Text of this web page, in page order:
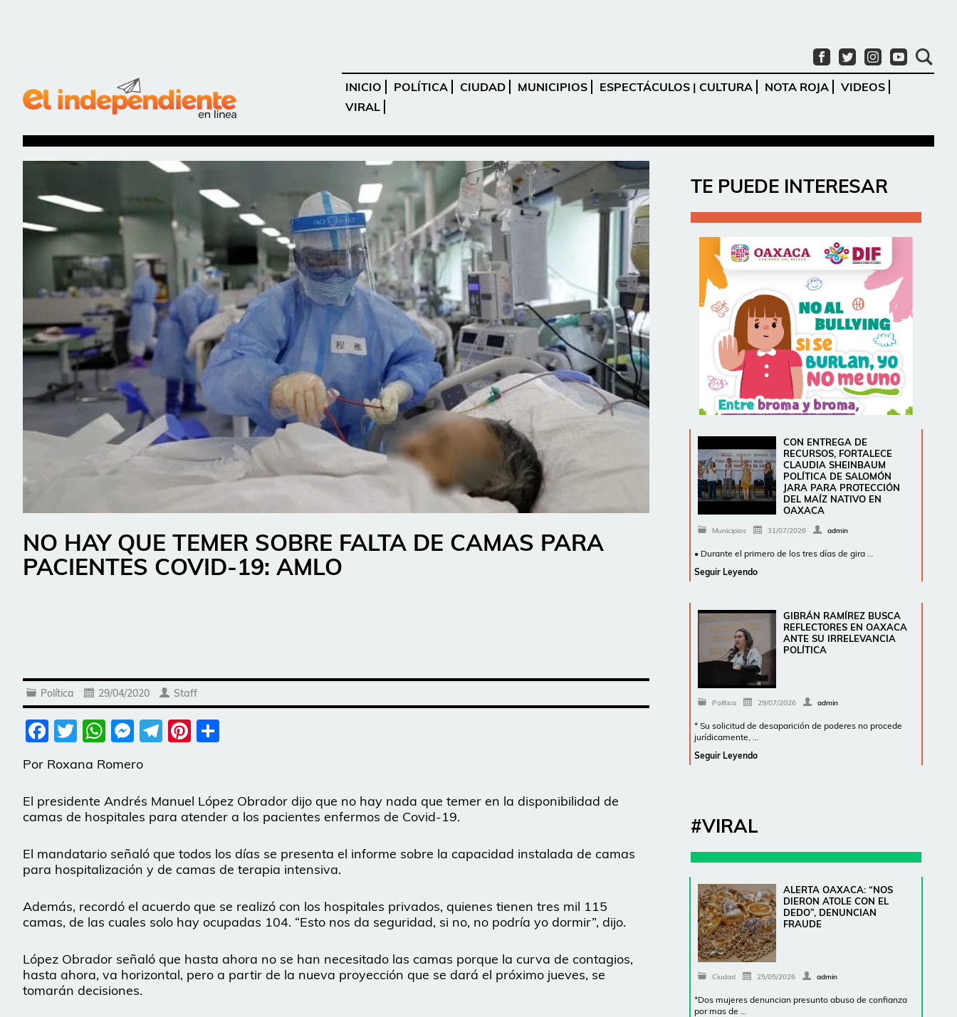
INICIO POLÍTICA CIUDAD MUNICIPIOS ESPECTÁCULOS | CULTURA NOTA ROJA
VIDEOS
VIRAL
NO HAY QUE TEMER SOBRE FALTA DE CAMAS PARA
PACIENTES COVID-19: AMLO
Política 29/04/2020 Staff
Facebook
Twitter
WhatsApp
Messenger
Telegram
Pinterest
Por Roxana Romero
El presidente Andrés Manuel López Obrador dijo que no hay nada que temer en la disponibilidad de
camas de hospitales para atender a los pacientes enfermos de Covid-19.
El mandatario señaló que todos los días se presenta el informe sobre la capacidad instalada de camas
para hospitalización y de camas de terapia intensiva.
Además, recordó el acuerdo que se realizó con los hospitales privados, quienes tienen tres mil 115
camas, de las cuales solo hay ocupadas 104. “Esto nos da seguridad, si no, no podría yo dormir”, dijo.
López Obrador señaló que hasta ahora no se han necesitado las camas porque la curva de contagios,
hasta ahora, va horizontal, pero a partir de la nueva proyección que se dará el próximo jueves, se
tomarán decisiones.
TE PUEDE INTERESAR
CON ENTREGA DE
RECURSOS, FORTALECE
CLAUDIA SHEINBAUM
POLÍTICA DE SALOMÓN
JARA PARA PROTECCIÓN
DEL MAÍZ NATIVO EN
OAXACA
Municipios 31/07/2026 admin
• Durante el primero de los tres días de gira …
Seguir Leyendo
GIBRÁN RAMÍREZ BUSCA
REFLECTORES EN OAXACA
ANTE SU IRRELEVANCIA
POLÍTICA
Política 29/07/2026 admin
* Su solicitud de desaparición de poderes no procede
jurídicamente, …
Seguir Leyendo
#VIRAL
ALERTA OAXACA: “NOS
DIERON ATOLE CON EL
DEDO”, DENUNCIAN
FRAUDE
Ciudad 25/05/2026 admin
*Dos mujeres denuncian presunto abuso de confianza
por mas de …